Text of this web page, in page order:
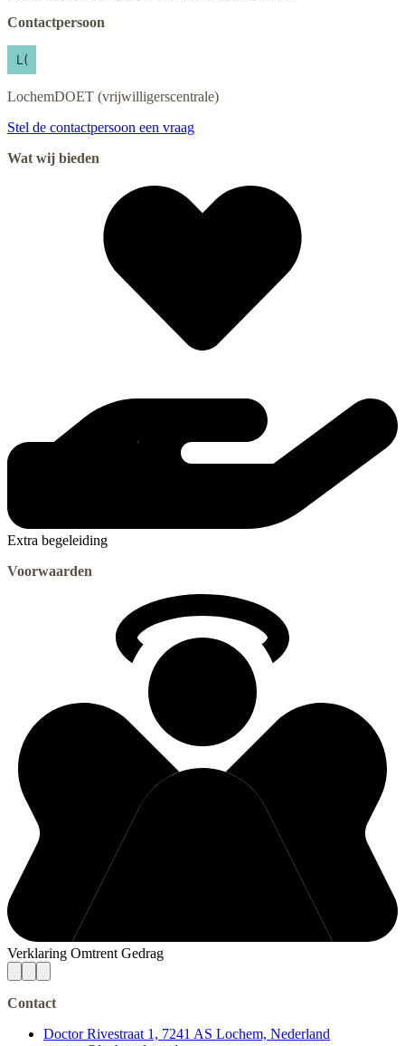
Contactpersoon
LochemDOET (vrijwilligerscentrale)
Stel de contactpersoon een vraag
Wat wij bieden
Extra begeleiding
Voorwaarden
Verklaring Omtrent Gedrag
Contact
Doctor Rivestraat 1, 7241 AS Lochem, Nederland